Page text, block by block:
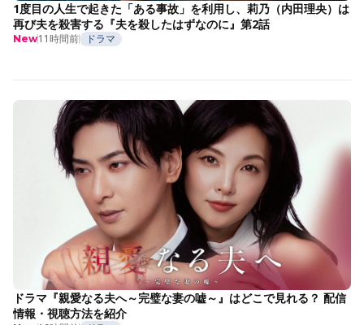
1度目の人生で起きた「ある事故」を利用し、莉乃（内田理央）は
再び夫を殺害する『夫を殺したはずなのに』第2話
New11時間前 ドラマ
ドラマ『親愛なる夫へ～完璧な妻の嘘～』はどこで見れる？ 配信
情報・視聴方法を紹介